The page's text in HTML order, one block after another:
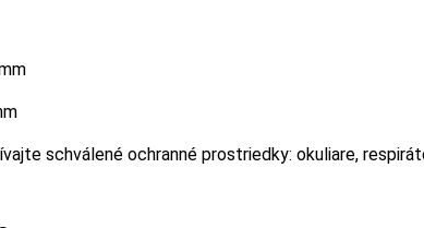
schválené ochranné prostriedky: okuliare,